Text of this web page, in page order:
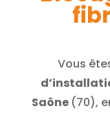
Vous
Saône (70),